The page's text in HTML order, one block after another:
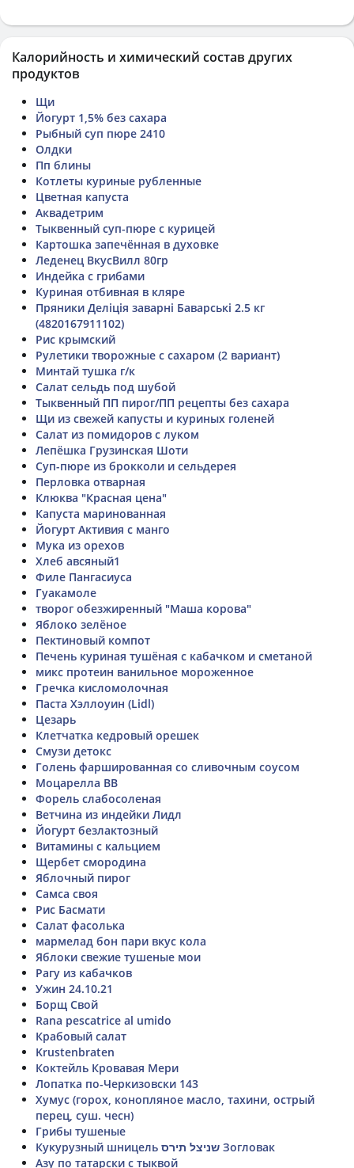
Калорийность и химический состав других
продуктов
Щи
Йогурт 1,5% без сахара
Рыбный суп пюре 2410
Олдки
Пп блины
Котлеты куриные рубленные
Цветная капуста
Аквадетрим
Тыквенный суп-пюре с курицей
Картошка запечённая в духовке
Леденец ВкусВилл 80гр
Индейка с грибами
Куриная отбивная в кляре
Пряники Деліція заварні Баварські 2.5 кг
(4820167911102)
Рис крымский
Рулетики творожные с сахаром (2 вариант)
Минтай тушка г/к
Салат сельдь под шубой
Тыквенный ПП пирог/ПП рецепты без сахара
Щи из свежей капусты и куриных голеней
Салат из помидоров с луком
Лепёшка Грузинская Шоти
Суп-пюре из брокколи и сельдерея
Перловка отварная
Клюква "Красная цена"
Капуста маринованная
Йогурт Активия с манго
Мука из орехов
Хлеб авсяный1
Филе Пангасиуса
Гуакамоле
творог обезжиренный "Маша корова"
Яблоко зелёное
Пектиновый компот
Печень куриная тушёная с кабачком и сметаной
микс протеин ванильное мороженное
Гречка кисломолочная
Паста Хэллоуин (Lidl)
Цезарь
Клетчатка кедровый орешек
Смузи детокс
Голень фаршированная со сливочным соусом
Моцарелла ВВ
Форель слабосоленая
Ветчина из индейки Лидл
Йогурт безлактозный
Витамины с кальцием
Щербет смородина
Яблочный пирог
Самса своя
Рис Басмати
Салат фасолька
мармелад бон пари вкус кола
Яблоки свежие тушеные мои
Рагу из кабачков
Ужин 24.10.21
Борщ Свой
Rana pescatrice al umido
Крабовый салат
Krustenbraten
Коктейль Кровавая Мери
Лопатка по-Черкизовски 143
Хумус (горох, конопляное масло, тахини, острый
перец, суш. чесн)
Грибы тушеные
Кукурузный шницель שניצל תירס Зогловак
Азу по татарски с тыквой